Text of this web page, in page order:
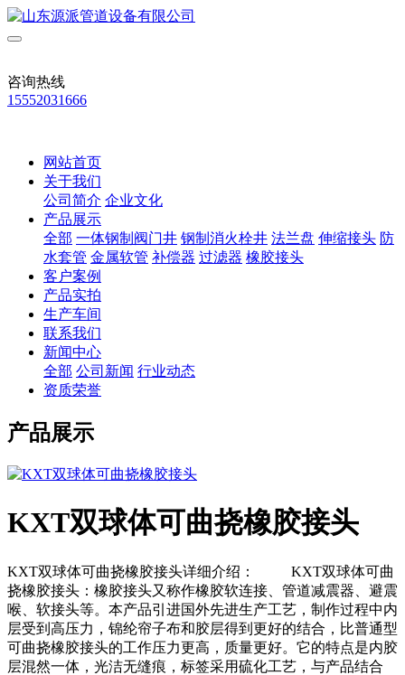
咨询热线
15552031666
网站首页
关于我们
公司简介 企业文化
产品展示
全部 一体钢制阀门井 钢制消火栓井 法兰盘 伸缩接头 防
水套管 金属软管 补偿器 过滤器 橡胶接头
客户案例
产品实拍
生产车间
联系我们
新闻中心
全部 公司新闻 行业动态
资质荣誉
产品展示
KXT双球体可曲挠橡胶接头
KXT双球体可曲挠橡胶接头详细介绍： KXT双球体可曲
挠橡胶接头：橡胶接头又称作橡胶软连接、管道减震器、避震
喉、软接头等。本产品引进国外先进生产工艺，制作过程中内
层受到高压力，锦纶帘子布和胶层得到更好的结合，比普通型
可曲挠橡胶接头的工作压力更高，质量更好。它的特点是内胶
层混然一体，光洁无缝痕，标签采用硫化工艺，与产品结合